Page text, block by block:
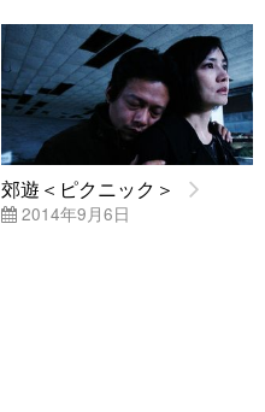
郊遊＜ピクニック＞
2014年9月6日